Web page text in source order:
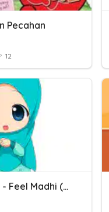
Pecahan
12
Jumlah Fi'liyyah - Feel Madhi (Y4)